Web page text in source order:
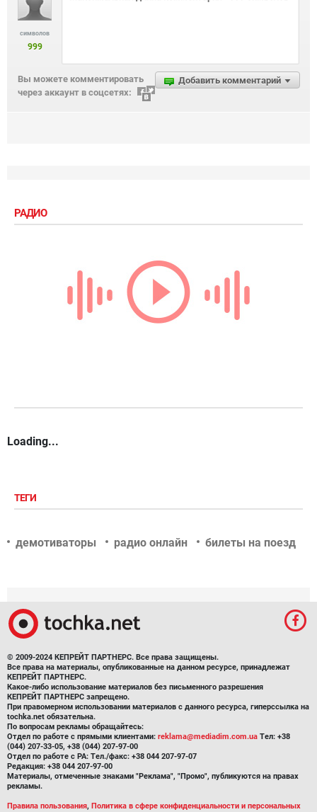
символов
999
Добавить комментарий
Вы можете комментировать
через аккаунт в соцсетях:
РАДИО
Loading...
ТЕГИ
демотиваторы радио онлайн билеты на поезд
© 2009-2024 КЕПРЕЙТ ПАРТНЕРС. Все права защищены.
Все права на материалы, опубликованные на данном ресурсе, принадлежат
КЕПРЕЙТ ПАРТНЕРС.
Какое-либо использование материалов без письменного разрешения
КЕПРЕЙТ ПАРТНЕРС запрещено.
При правомерном использовании материалов с данного ресурса, гиперссылка на
tochka.net обязательна.
По вопросам рекламы обращайтесь:
Отдел по работе с прямыми клиентами: reklama@mediadim.com.ua Тел: +38
(044) 207-33-05, +38 (044) 207-97-00
Отдел по работе с РА: Тел./факс: +38 044 207-97-07
Редакция: +38 044 207-97-00
Материалы, отмеченные знаками "Реклама", "Промо", публикуются на правах
рекламы.
Правила пользования, Политика в сфере конфиденциальности и персональных